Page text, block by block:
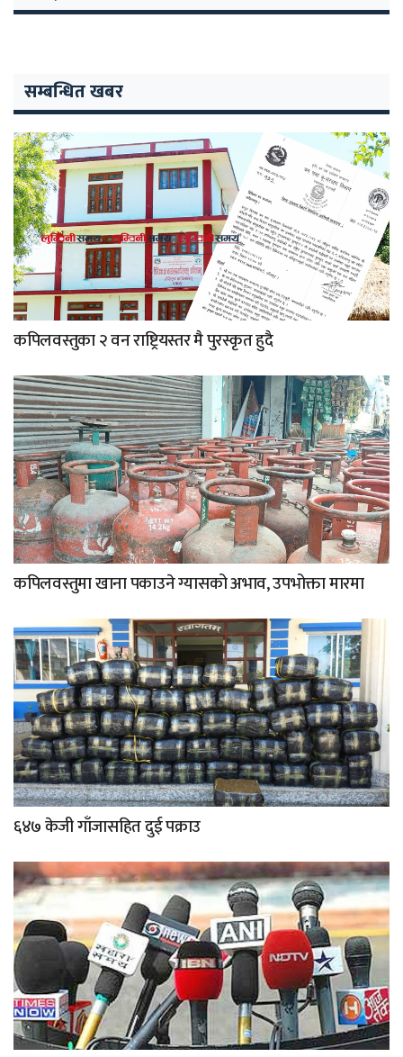
सम्बन्धित खबर
कपिलवस्तुका २ वन राष्ट्रियस्तर मै पुरस्कृत हुदै
कपिलवस्तुमा खाना पकाउने ग्यासको अभाव, उपभोक्ता मारमा
६४७ केजी गाँजासहित दुई पक्राउ